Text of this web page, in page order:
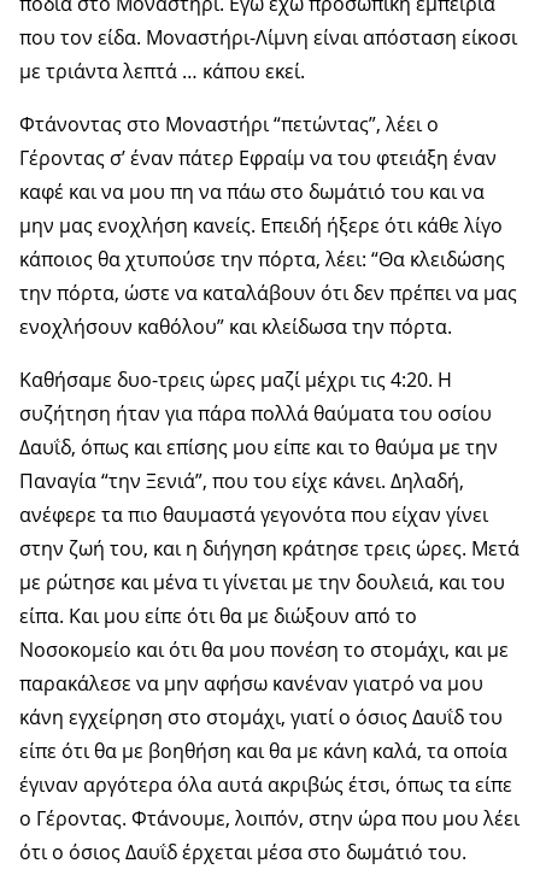
που τον είδα. Μοναστήρι-Λίμνη είναι απόσταση είκοσι
με τριάντα λεπτά … κάπου εκεί.
Φτάνοντας στο Μοναστήρι “πετώντας”, λέει ο
Γέροντας σ’ έναν πάτερ Εφραίμ να του φτειάξη έναν
καφέ και να μου πη να πάω στο δωμάτιό του και να
μην μας ενοχλήση κανείς. Επειδή ήξερε ότι κάθε λίγο
κάποιος θα χτυπούσε την πόρτα, λέει: “Θα κλειδώσης
την πόρτα, ώστε να καταλάβουν ότι δεν πρέπει να μας
ενοχλήσουν καθόλου” και κλείδωσα την πόρτα.
Καθήσαμε δυο-τρεις ώρες μαζί μέχρι τις 4:20. Η
συζήτηση ήταν για πάρα πολλά θαύματα του οσίου
Δαυΐδ, όπως και επίσης μου είπε και το θαύμα με την
Παναγία “την Ξενιά”, που του είχε κάνει. Δηλαδή,
ανέφερε τα πιο θαυμαστά γεγονότα που είχαν γίνει
στην ζωή του, και η διήγηση κράτησε τρεις ώρες. Μετά
με ρώτησε και μένα τι γίνεται με την δουλειά, και του
είπα. Και μου είπε ότι θα με διώξουν από το
Νοσοκομείο και ότι θα μου πονέση το στομάχι, και με
παρακάλεσε να μην αφήσω κανέναν γιατρό να μου
κάνη εγχείρηση στο στομάχι, γιατί ο όσιος Δαυΐδ του
είπε ότι θα με βοηθήση και θα με κάνη καλά, τα οποία
έγιναν αργότερα όλα αυτά ακριβώς έτσι, όπως τα είπε
ο Γέροντας. Φτάνουμε, λοιπόν, στην ώρα που μου λέει
ότι ο όσιος Δαυΐδ έρχεται μέσα στο δωμάτιό του.